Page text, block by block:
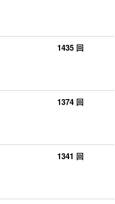
1435 回
1374 回
1341 回